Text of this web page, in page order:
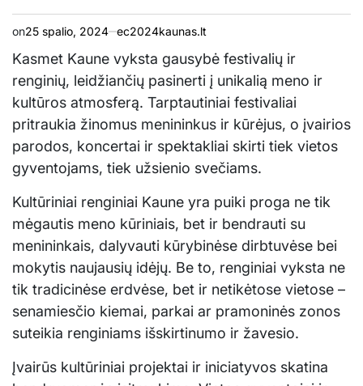
on25 spalio, 2024 ec2024kaunas.lt
Kasmet Kaune vyksta gausybė festivalių ir
renginių, leidžiančių pasinerti į unikalią meno ir
kultūros atmosferą. Tarptautiniai festivaliai
pritraukia žinomus menininkus ir kūrėjus, o įvairios
parodos, koncertai ir spektakliai skirti tiek vietos
gyventojams, tiek užsienio svečiams.
Kultūriniai renginiai Kaune yra puiki proga ne tik
mėgautis meno kūriniais, bet ir bendrauti su
menininkais, dalyvauti kūrybinėse dirbtuvėse bei
mokytis naujausių idėjų. Be to, renginiai vyksta ne
tik tradicinėse erdvėse, bet ir netikėtose vietose –
senamiesčio kiemai, parkai ar pramoninės zonos
suteikia renginiams išskirtinumo ir žavesio.
Įvairūs kultūriniai projektai ir iniciatyvos skatina